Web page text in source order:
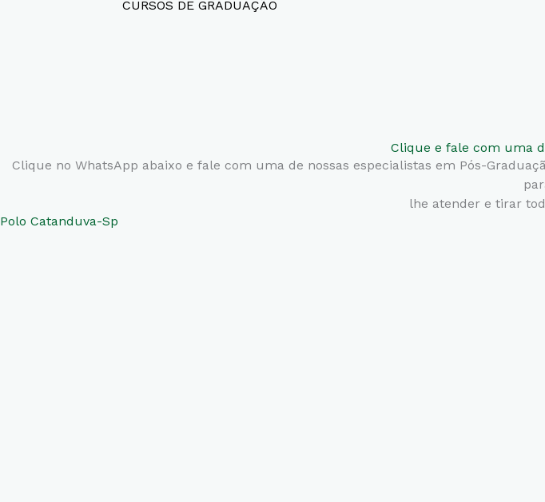
CURSOS DE GRADUAÇÃO
Clique e fale com uma
Clique no WhatsApp abaixo e fale com uma de nossas especialistas em Pós-
lhe atender e tirar
Polo Catanduva-Sp